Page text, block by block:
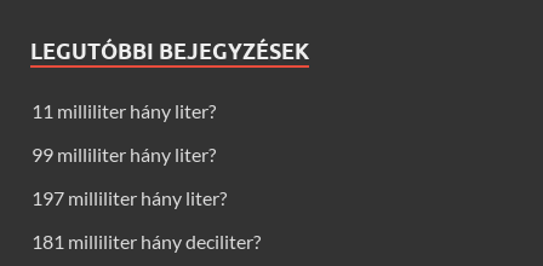
LEGUTÓBBI BEJEGYZÉSEK
11 milliliter hány liter?
99 milliliter hány liter?
197 milliliter hány liter?
181 milliliter hány deciliter?